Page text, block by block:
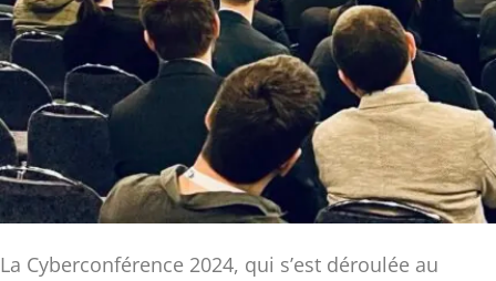
La Cyberconférence 2024, qui s’est déroulée au